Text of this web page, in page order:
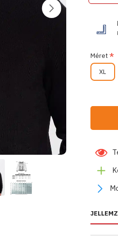
Méret
XL